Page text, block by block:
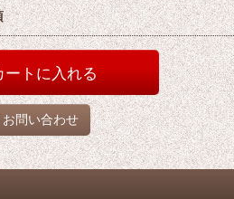
ートに入れる
お問い合わせ